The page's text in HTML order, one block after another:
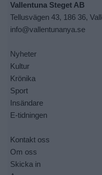
Vallentuna Steget AB
Tellusvägen 43, 186 36,
info@vallentunanya.se
Nyheter
Kultur
Krönika
Sport
Insändare
E-tidningen
Kontakt oss
Om oss
Skicka in